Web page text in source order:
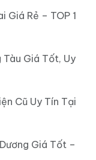
Giá Rẻ – TOP 1
Tàu Giá Tốt, Uy
Cũ Uy Tín Tại
Giá Tốt –